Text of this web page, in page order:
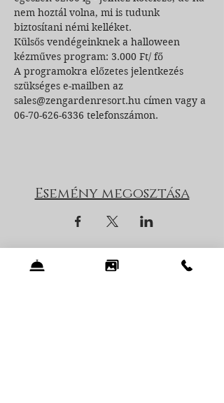
nem hoztál volna, mi is tudunk
biztosítani némi kelléket.
Külsős vendégeinknek a halloween
kézműves program: 3.000 Ft/ fő
A programokra előzetes jelentkezés
szükséges e-mailben az
sales@zengardenresort.hu címen vagy a
06-70-626-6336 telefonszámon.
Esemény megosztása